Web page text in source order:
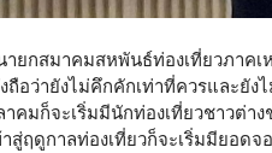
ยกสมาคมสหพันธ์ท่องเที่ยวภาค
ถือว่ายังไม่คึกคักเท่าที่ควรและยั
คมก็จะเริ่มมีนักท่องเที่ยวชาวต่า
สู่ฤดูกาลท่องเที่ยวก็จะเริ่มมียอ